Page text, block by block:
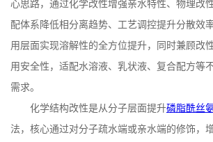
心思路，通过化学改性增强亲水特性、物理改
配体系降低相分离趋势、工艺调控提升分散效
用层面实现溶解性的全方位提升，同时兼顾改
用安全性，适配水溶液、乳状液、复合配方等
需求。
化学结构改性是从分子层面提升磷脂酰丝
法，核心通过对分子疏水端或亲水端的修饰，